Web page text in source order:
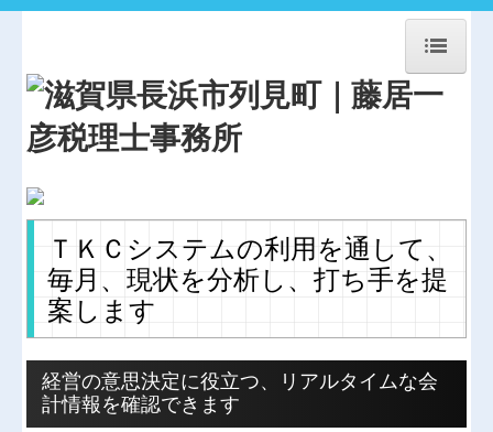
HOME
事務所紹介
経営理念
業務案内
セミナー案内
リンク集
お問合せ
ＴＫＣシステムの利用を通して、
毎月、現状を分析し、打ち手を提
案します
経営の意思決定に役立つ、リアルタイムな会
計情報を確認できます